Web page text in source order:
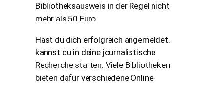
Bibliotheksausweis in der Regel nicht
mehr als 50 Euro.
Hast du dich erfolgreich angemeldet,
kannst du in deine journalistische
Recherche starten. Viele Bibliotheken
bieten dafür verschiedene Online-